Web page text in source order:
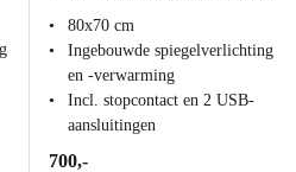
80x70 cm
Ingebouwde spiegelverlichting
en -verwarming
Incl. stopcontact en 2 USB-
aansluitingen
700,-